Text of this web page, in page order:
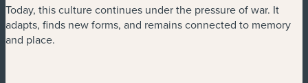
Today, this culture continues under the pressure of war. It
adapts, finds new forms, and remains connected to memory
and place.